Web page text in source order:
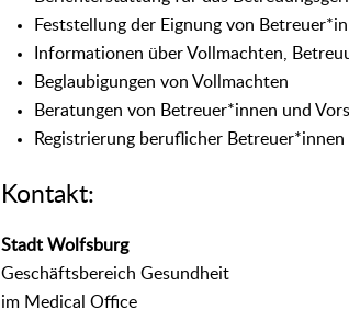
Feststellung der Eignung von
Informationen über Vollmachten,
Beglaubigungen von Vollmachten
Beratungen von Betreuer*innen und
Registrierung beruflicher
Kontakt:
Stadt Wolfsburg
Geschäftsbereich Gesundheit
im Medical Office